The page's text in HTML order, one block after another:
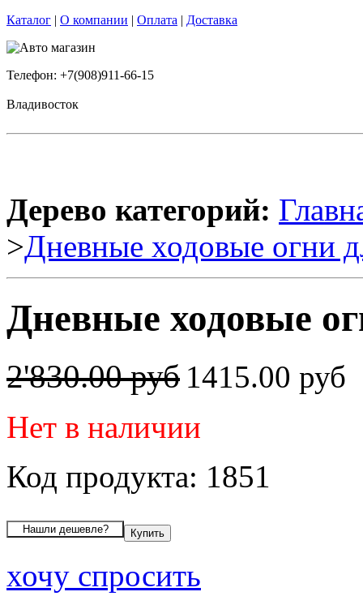
Каталог | О компании | Оплата | Доставка
Телефон: +7(908)911-66-15
Владивосток
Дерево категорий:
>Дневные ходовые огни
Дневные ходовые
2'830.00 руб 1415.00 руб
Нет в наличии
Код продукта: 1851
хочу спросить